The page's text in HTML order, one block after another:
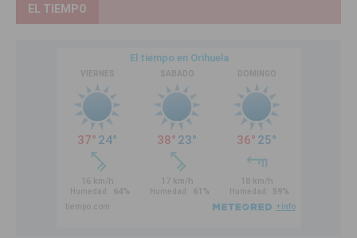
EL TIEMPO